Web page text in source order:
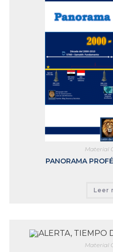
Material
PANORAMA
Leer
Material